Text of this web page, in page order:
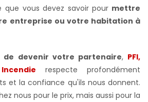
vous devez savoir pour mettre
entreprise ou votre habitation à
devenir votre partenaire, PFI,
respecte profondément
et la confiance qu'ils nous donnent.
nous pour le prix, mais aussi pour la